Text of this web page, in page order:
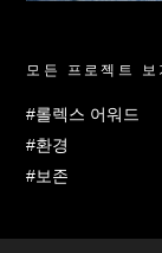
모든 프로젝트 보
#롤렉스 어워드
#환경
#보존